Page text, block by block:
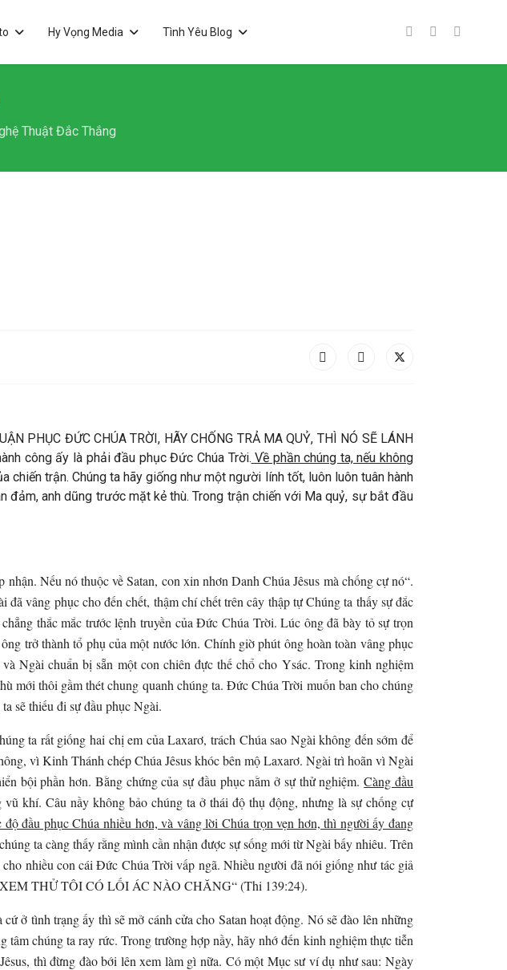
Hy Vọng Media Tình Yêu Blog
Thuật Đắc Thắng
PHỤC ĐỨC CHÚA TRỜI, HÃY CHỐNG TRẢ MA QUỶ, THÌ NÓ SẼ LÁNH
công ấy là phải đầu phục Đức Chúa Trời. Về phần chúng ta, nếu không
chiến trận. Chúng ta hãy giống như một người lính tốt, luôn luôn tuân hành
đảm, anh dũng trước mặt kẻ thù. Trong trận chiến với Ma quỷ, sự bắt đầu
Nếu nó thuộc về Satan, con xin nhơn Danh Chúa Jêsus mà chống cự nó“.
vâng phục cho đến chết, thậm chí chết trên cây thập tự Chúng ta thấy sự đắc
thắc mắc trước lệnh truyền của Đức Chúa Trời. Lúc ông đã bày tỏ sự trọn
trở thành tổ phụ của một nước lớn. Chính giờ phút ông hoàn toàn vâng phục
Ngài chuẩn bị sẵn một con chiên đực thế chổ cho Ysác. Trong kinh nghiệm
mới thôi gầm thét chung quanh chúng ta. Đức Chúa Trời muốn ban cho chúng
sẽ thiếu đi sự đầu phục Ngài.
ta rất giống hai chị em của Laxarơ, trách Chúa sao Ngài không đến sớm để
vì Kinh Thánh chép Chúa Jêsus khóc bên mộ Laxarơ. Ngài trì hoãn vì Ngài
bội phần hơn. Bằng chứng của sự đầu phục nằm ở sự thử nghiệm.Càng đầu
khí. Câu nầy không bảo chúng ta ở thái độ thụ động, nhưng là sự chống cự
đầu phục Chúa nhiều hơn, và vâng lời Chúa trọn vẹn hơn, thì người ấy đang
ta càng thấy rằng mình cần nhận được sự sống mới từ Ngài bấy nhiêu. Trên
nhiều con cái Đức Chúa Trời vấp ngã. Nhiều người đã nói giống như tác giả
THỬ TÔI CÓ LỐI ÁC NÀO CHĂNG“ (Thi 139:24).
ở tình trạng ấy thì sẽ mở cánh cửa cho Satan hoạt động. Nó sẽ đào lên những
chúng ta ray rức. Trong trường hợp nầy, hãy nhớ đến kinh nghiệm thực tiễn
thì đừng đào bới lên xem làm gì nữa. Có một Mục sư ví dụ như sau: Ngày